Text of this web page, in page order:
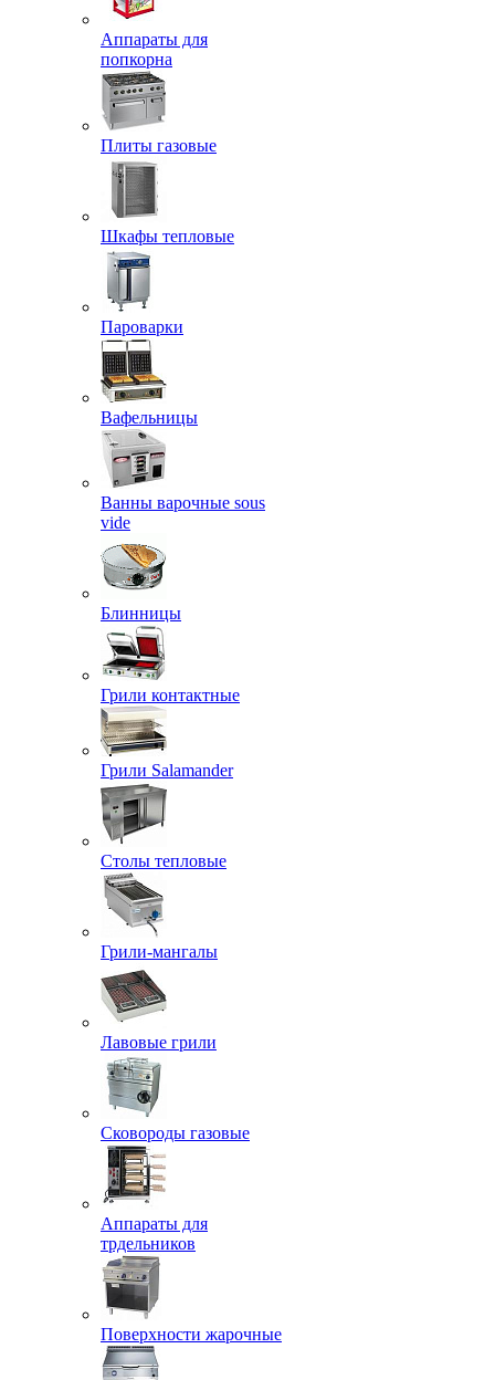
Аппараты для
попкорна
Плиты газовые
Шкафы тепловые
Пароварки
Вафельницы
Ванны варочные sous
vide
Блинницы
Грили контактные
Грили Salamander
Столы тепловые
Грили-мангалы
Лавовые грили
Сковороды газовые
Аппараты для
трдельников
Поверхности жарочные